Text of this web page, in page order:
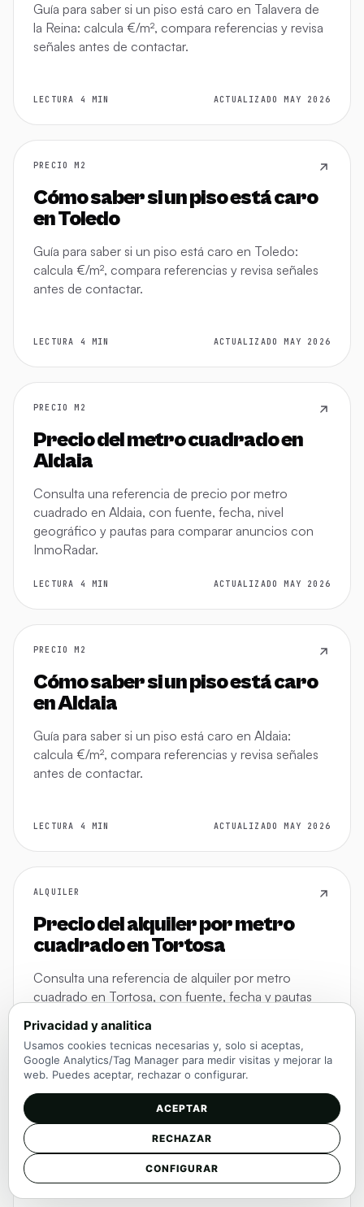
Guía para saber si un piso está caro en Talavera de
la Reina: calcula €/m², compara referencias y revisa
señales antes de contactar.
LECTURA 4 MIN ACTUALIZADO MAY 2026
PRECIO M2
Cómo saber si un piso está caro
en Toledo
Guía para saber si un piso está caro en Toledo:
calcula €/m², compara referencias y revisa señales
antes de contactar.
LECTURA 4 MIN ACTUALIZADO MAY 2026
PRECIO M2
Precio del metro cuadrado en
Aldaia
Consulta una referencia de precio por metro
cuadrado en Aldaia, con fuente, fecha, nivel
geográfico y pautas para comparar anuncios con
InmoRadar.
LECTURA 4 MIN ACTUALIZADO MAY 2026
PRECIO M2
Cómo saber si un piso está caro
en Aldaia
Guía para saber si un piso está caro en Aldaia:
calcula €/m², compara referencias y revisa señales
antes de contactar.
LECTURA 4 MIN ACTUALIZADO MAY 2026
ALQUILER
Precio del alquiler por metro
cuadrado en Tortosa
Consulta una referencia de alquiler por metro
cuadrado en Tortosa, con fuente, fecha y pautas
LECTURA 4 MIN ACTUALIZADO MAY 2026
Precio del metro cuadrado en
Vendrell, El
Privacidad y analitica
Usamos cookies tecnicas necesarias y, solo si aceptas,
Google Analytics/Tag Manager para medir visitas y mejorar la
web. Puedes aceptar, rechazar o configurar.
ACEPTAR
RECHAZAR
CONFIGURAR